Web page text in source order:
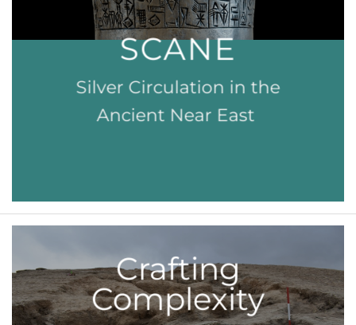
SCANE
Silver Circulation in the
Ancient Near East
Crafting
Complexity